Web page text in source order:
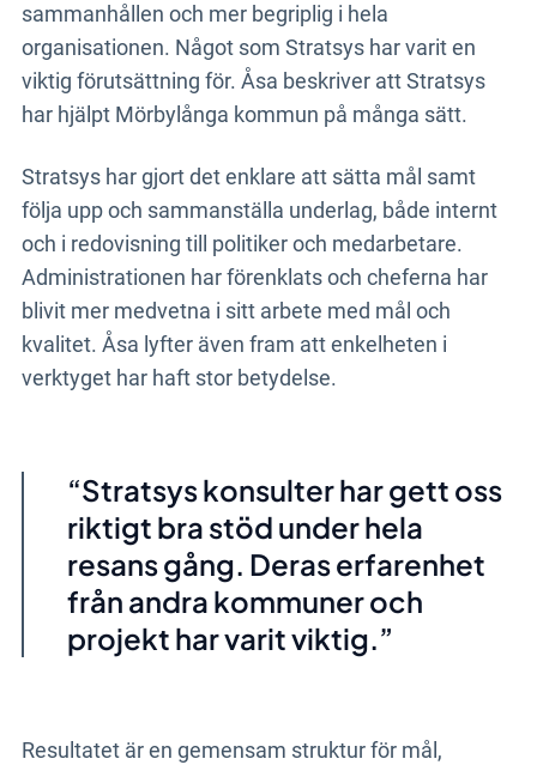
sammanhållen och mer begriplig i hela
organisationen. Något som Stratsys har varit en
viktig förutsättning för. Åsa beskriver att Stratsys
har hjälpt Mörbylånga kommun på många sätt.
Stratsys har gjort det enklare att sätta mål samt
följa upp och sammanställa underlag, både internt
och i redovisning till politiker och medarbetare.
Administrationen har förenklats och cheferna har
blivit mer medvetna i sitt arbete med mål och
kvalitet. Åsa lyfter även fram att enkelheten i
verktyget har haft stor betydelse.
Stratsys konsulter har gett oss
riktigt bra stöd under hela
resans gång. Deras erfarenhet
från andra kommuner och
projekt har varit viktig.
Resultatet är en gemensam struktur för mål,